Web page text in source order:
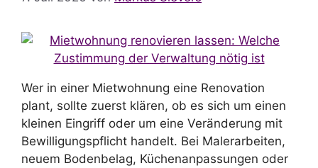
Wer in einer Mietwohnung eine Renovation
plant, sollte zuerst klären, ob es sich um einen
kleinen Eingriff oder um eine Veränderung mit
Bewilligungspflicht handelt. Bei Malerarbeiten,
neuem Bodenbelag, Küchenanpassungen oder